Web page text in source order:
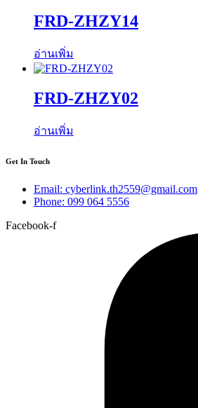
FRD-ZHZY14
อ่านเพิ่ม
FRD-ZHZY02
อ่านเพิ่ม
Get In Touch
Email: cyberlink.th2559@gmail.com
Phone: 099 064 5556
Facebook-f